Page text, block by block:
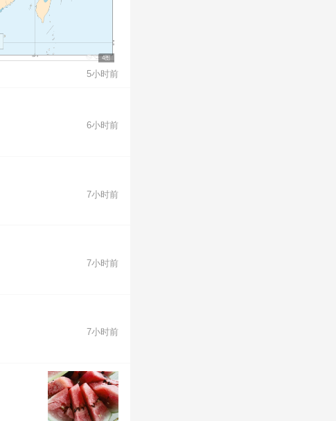
4图
5小时前
6小时前
7小时前
7小时前
7小时前